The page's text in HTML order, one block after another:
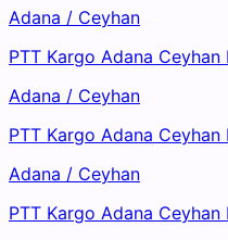
Adana / Ceyhan
PTT Kargo Adana
Adana / Ceyhan
PTT Kargo Adana
Adana / Ceyhan
PTT Kargo Adana